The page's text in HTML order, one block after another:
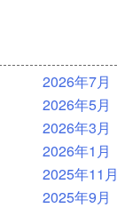
2026年7月
2026年5月
2026年3月
2026年1月
2025年11月
2025年9月